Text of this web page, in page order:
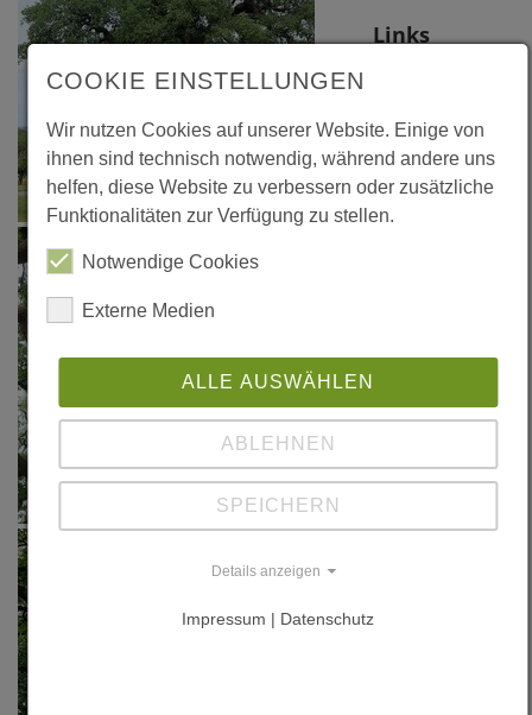
Links
Eiche zu den
bekanntesten
Bäumen
Deutschlands
im Internet
Treffer.
COOKIE EINSTELLUNGEN
Wir nutzen Cookies auf unserer Website. Einige von
ihnen sind technisch notwendig, während andere uns
helfen, diese Website zu verbessern oder zusätzliche
Funktionalitäten zur Verfügung zu stellen.
Notwendige Cookies
Externe Medien
ALLE AUSWÄHLEN
ABLEHNEN
SPEICHERN
Details anzeigen
Impressum | Datenschutz